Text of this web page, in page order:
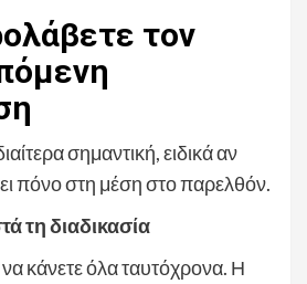
τον
σημαντική, ειδικά αν
πόνο στη μέση στο παρελθόν.
τη διαδικασία
κάνετε όλα ταυτόχρονα. Η